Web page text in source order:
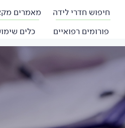
חיפוש חדרי לידה מאמרים
פורומים רפואיים כלים